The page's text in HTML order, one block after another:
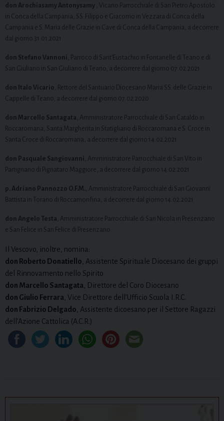
don Arochiasamy Antonysamy , Vicario Parrocchiale di San Pietro Apostolo
in Conca della Campania, SS. Filippo e Giacomo in Vezzara di Conca della
Campania e S. Maria delle Grazie in Cave di Conca della Campania, a decorrere
dal giorno 31.01.2021
don Stefano Vannoni
, Parroco di Sant’Eustachio in Fontanelle di Teano e di
San Giuliano in San Giuliano di Teano, a decorrere dal giorno 07.02.2021
don Italo Vicario , Rettore del Santuario Diocesano Maria SS. delle Grazie in
Cappelle di Teano, a decorrere dal giorno 07.02.2020
don Marcello Santagata , Amministratore Parrocchiale di San Cataldo in
Roccaromana, Santa Margherita in Statigliano di Roccaromana e S. Croce in
Santa Croce di Roccaromana, a decorrere dal giorno 14.02.2021
don Pasquale Sangiovanni
, Amministratore Parrocchiale di San Vito in
Partignano di Pignataro Maggiore, a decorrere dal giorno 14.02.2021
p. Adriano Pannozzo O.F.M. , Amministratore Parrocchiale di San Giovanni
Battista in Torano di Roccamonfina, a decorrere dal giorno 14.02.2021
don Angelo Testa , Amministratore Parrocchiale di San Nicola in Presenzano
e San Felice in San Felice di Presenzano
Il Vescovo, inoltre, nomina:
don Roberto Donatiello , Assistente Spirituale Diocesano dei gruppi
del Rinnovamento nello Spirito
don Marcello Santagata , Direttore del Coro Diocesano
don Giulio Ferrara , Vice Direttore dell’Ufficio Scuola I.R.C.
don Fabrizio Delgado , Assistente dicoesano per il Settore Ragazzi
dell’Azione Cattolica (A.C.R.)